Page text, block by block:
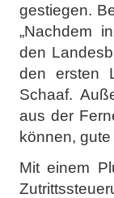
gestiegen.
„Nachdem
den
den ersten
Schaaf.
aus der
können,
Mit einem